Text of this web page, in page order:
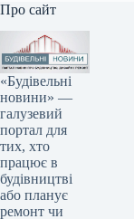
Про сайт
«Будівельні
новини» —
галузевий
портал для
тих, хто
працює в
будівництві
або планує
ремонт чи